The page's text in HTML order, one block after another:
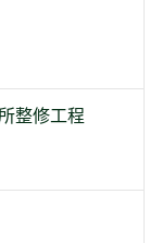
整修工程